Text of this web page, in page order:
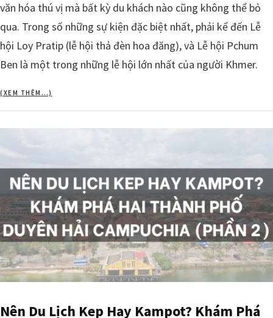
văn hóa thú vị mà bất kỳ du khách nào cũng không thể bỏ
qua. Trong số những sự kiện đặc biệt nhất, phải kể đến Lễ
hội Loy Pratip (lễ hội thả đèn hoa đăng), và Lễ hội Pchum
Ben là một trong những lễ hội lớn nhất của người Khmer.
(XEM THÊM…)
Nên Du Lịch Kep Hay Kampot? Khám Phá